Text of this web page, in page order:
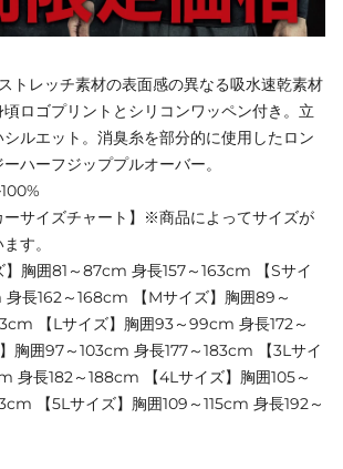
トレッチ素材の表面感の異なる吸水速乾素材
ロゴプリントとシリコンワッペン付き。立
ルエット。消臭糸を部分的に使用したロン
ハーフジッププルオーバー。
ーサイズチャート】※商品によってサイズが
す。
】胸囲81～87cm 身長157～163cm 【Sサイ
長162～168cm 【Mサイズ】胸囲89～
【Lサイズ】胸囲93～99cm 身長172～
胸囲97～103cm 身長177～183cm 【3Lサイ
身長182～188cm 【4Lサイズ】胸囲105～
【5Lサイズ】胸囲109～115cm 身長192～